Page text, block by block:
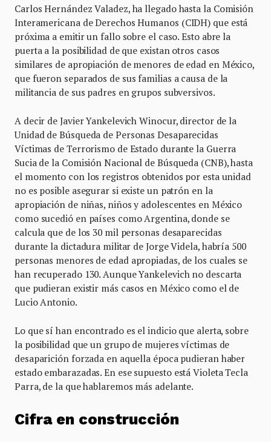
Carlos Hernández Valadez, ha llegado hasta la Comisión
Interamericana de Derechos Humanos (CIDH) que está
próxima a emitir un fallo sobre el caso. Esto abre la
puerta a la posibilidad de que existan otros casos
similares de apropiación de menores de edad en México,
que fueron separados de sus familias a causa de la
militancia de sus padres en grupos subversivos.
A decir de Javier Yankelevich Winocur, director de la
Unidad de Búsqueda de Personas Desaparecidas
Víctimas de Terrorismo de Estado durante la Guerra
Sucia de la Comisión Nacional de Búsqueda (CNB), hasta
el momento con los registros obtenidos por esta unidad
no es posible asegurar si existe un patrón en la
apropiación de niñas, niños y adolescentes en México
como sucedió en países como Argentina, donde se
calcula que de los 30 mil personas desaparecidas
durante la dictadura militar de Jorge Videla, habría 500
personas menores de edad apropiadas, de los cuales se
han recuperado 130. Aunque Yankelevich no descarta
que pudieran existir más casos en México como el de
Lucio Antonio.
Lo que sí han encontrado es el indicio que alerta, sobre
la posibilidad que un grupo de mujeres víctimas de
desaparición forzada en aquella época pudieran haber
estado embarazadas. En ese supuesto está Violeta Tecla
Parra, de la que hablaremos más adelante.
Cifra en construcción